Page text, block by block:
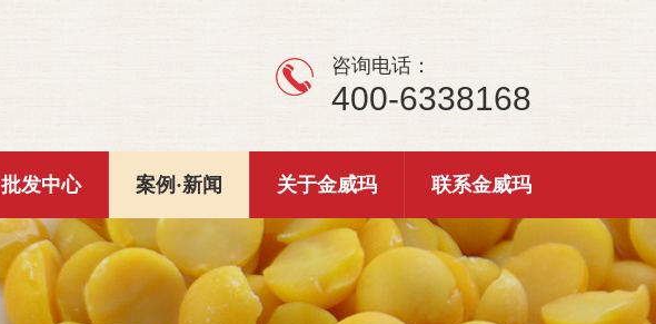
咨询电话：
400-6338168
批发中心 案例·新闻 关于金威玛 联系金威玛